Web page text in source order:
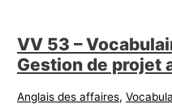
VV 53 –
Gestion de projet
Anglais des affaires,
a
i
s